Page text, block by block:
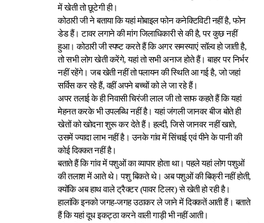
में खेती तो छूटेगी ही।
कोठारी जी ने बताया कि यहां मोबाइल फोन कनेक्टिविटी नहीं है, फोन
डेड हैं। टावर लगाने की मांग जिलाधिकारी से की है, पर कुछ नहीं
हुआ। कोठारी जी स्पष्ट करते हैं कि अगर समस्याएं सॉल्व हो जाती है,
तो सभी लोग खेती करेंगे, यहां तो सभी अनाज होते हैं। बाहर पर निर्भर
नहीं रहेंगे। जब खेती नहीं तो पलायन की स्थिति आ गई है, जो जहां
सर्विस कर रहे हैं, वहीं अपने बच्चों को ले जा रहे हैं।
अपर तलाई के ही निवासी चिरंजी लाल जी तो साफ कहते हैं कि यहां
मेहनत करके भी उपलब्धि नहीं है। यहां जंगली जानवर बीज बोते ही
खेतों को खोदना शुरू कर देते हैं। हल्दी, जिसे जानवर नहीं खाते,
उसमें ज्यादा लाभ नहीं है। उनके गांव में सिंचाई एवं पीने के पानी की
कोई दिक्कत नहीं है।
बताते हैं कि गांव में पशुओं का व्यापार होता था। पहले यहां लोग पशुओं
की तलाश में आते थे। पशु बिकते थे। अब पशुओं की बिक्री नहीं होती,
क्योंकि अब हाथ वाले ट्रैक्टर (पावर टिलर) से खेती हो रही है।
हालांकि इनको जगह-जगह उठाकर ले जाने में दिक्कतें आती हैं। बताते
हैं कि यहां दूध इकट्ठा करने वाली गाड़ी भी नहीं आती।